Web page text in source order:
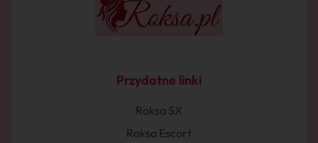
Przydatne linki
Roksa SX
Roksa Escort